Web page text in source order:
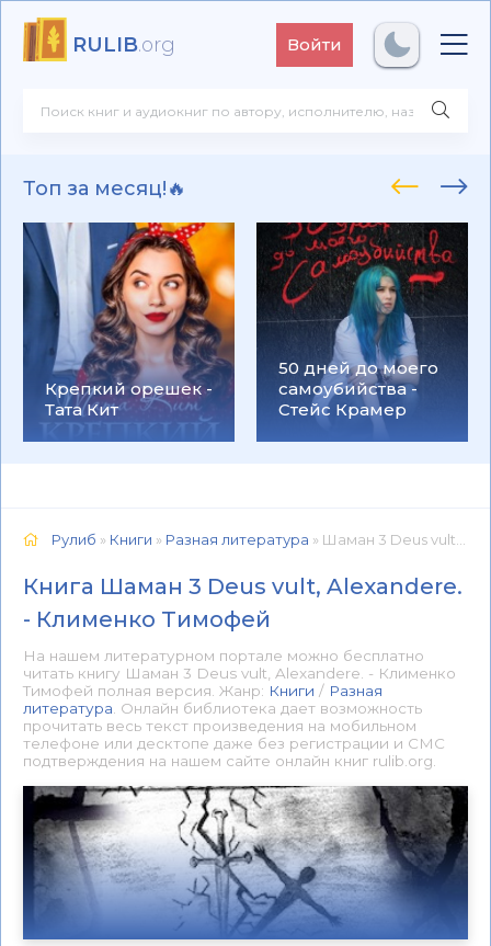
RULIB.org Войти
Топ за месяц!🔥
Крепкий орешек -
Тата Кит
50 дней до моего
самоубийства -
Стейс Крамер
Рулиб » Книги » Разная литература » Шаман 3 Deus vult, Alexandere. - Клименко Тимофей 📕 - Книга онлайн бесплатно
Книга Шаман 3 Deus vult, Alexandere.
- Клименко Тимофей
На нашем литературном портале можно бесплатно
читать книгу Шаман 3 Deus vult, Alexandere. - Клименко
Тимофей полная версия. Жанр: Книги / Разная
литература . Онлайн библиотека дает возможность
прочитать весь текст произведения на мобильном
телефоне или десктопе даже без регистрации и СМС
подтверждения на нашем сайте онлайн книг rulib.org.